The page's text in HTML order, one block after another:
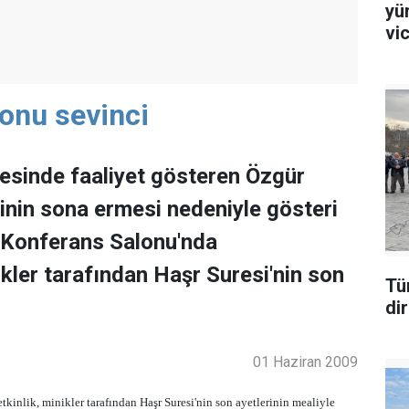
sevinci
faaliyet gösteren Özgür
sona ermesi nedeniyle gösteri
Salonu'nda
tarafından Haşr Suresi'nin son
01 Haziran 2009
minikler tarafından Haşr Suresi'nin son ayetlerinin mealiyle